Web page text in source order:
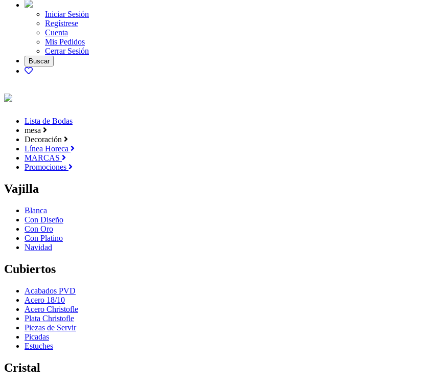
Iniciar Sesión
Regístrese
Cuenta
Mis Pedidos
Cerrar Sesión
Lista de Bodas
mesa
Decoración
Línea Horeca
MARCAS
Promociones
Vajilla
Blanca
Con Diseño
Con Oro
Con Platino
Navidad
Cubiertos
Acabados PVD
Acero 18/10
Acero Christofle
Plata Christofle
Piezas de Servir
Picadas
Estuches
Cristal